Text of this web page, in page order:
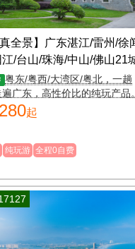
真全景】广东湛江/雷州/徐
江/台山/珠海/中山/佛山21
天纯玩游
粤东/粤西/大湾区/粤北，一趟
广东，高性价比的纯玩产品。
起
纯玩游 全程0自费